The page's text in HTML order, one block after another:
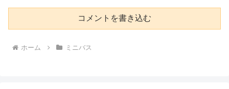
コメントを書き込む
ホーム ミニバス